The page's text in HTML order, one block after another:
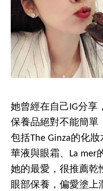
她曾經在自己IG分享
保養品絕對不能簡單
包括The Ginza的化
華液與眼霜、La mer
她的最愛，很推薦乾
眼部保養，偏愛塗上